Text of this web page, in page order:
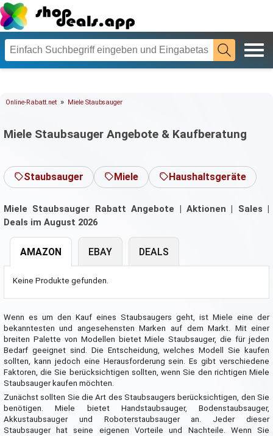
Online-Rabatt.net » Miele Staubsauger
Miele Staubsauger Angebote & Kaufberatung
Staubsauger Miele Haushaltsgeräte
Miele Staubsauger Rabatt Angebote | Aktionen | Sales |
Deals im August 2026
AMAZON
Keine Produkte gefunden.
EBAY DEALS
Wenn es um den Kauf eines Staubsaugers geht, ist Miele eine der
bekanntesten und angesehensten Marken auf dem Markt. Mit einer
breiten Palette von Modellen bietet Miele Staubsauger, die für jeden
Bedarf geeignet sind. Die Entscheidung, welches Modell Sie kaufen
sollten, kann jedoch eine Herausforderung sein. Es gibt verschiedene
Faktoren, die Sie berücksichtigen sollten, wenn Sie den richtigen Miele
Staubsauger kaufen möchten.
Zunächst sollten Sie die Art des Staubsaugers berücksichtigen, den Sie
benötigen. Miele bietet Handstaubsauger, Bodenstaubsauger,
Akkustaubsauger und Roboterstaubsauger an. Jeder dieser
Staubsauger hat seine eigenen Vorteile und Nachteile. Wenn Sie